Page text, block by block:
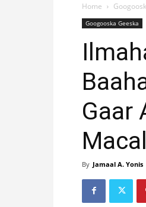
Home
Googooska Geeska
Gaar
By Jamaal A. Yonis